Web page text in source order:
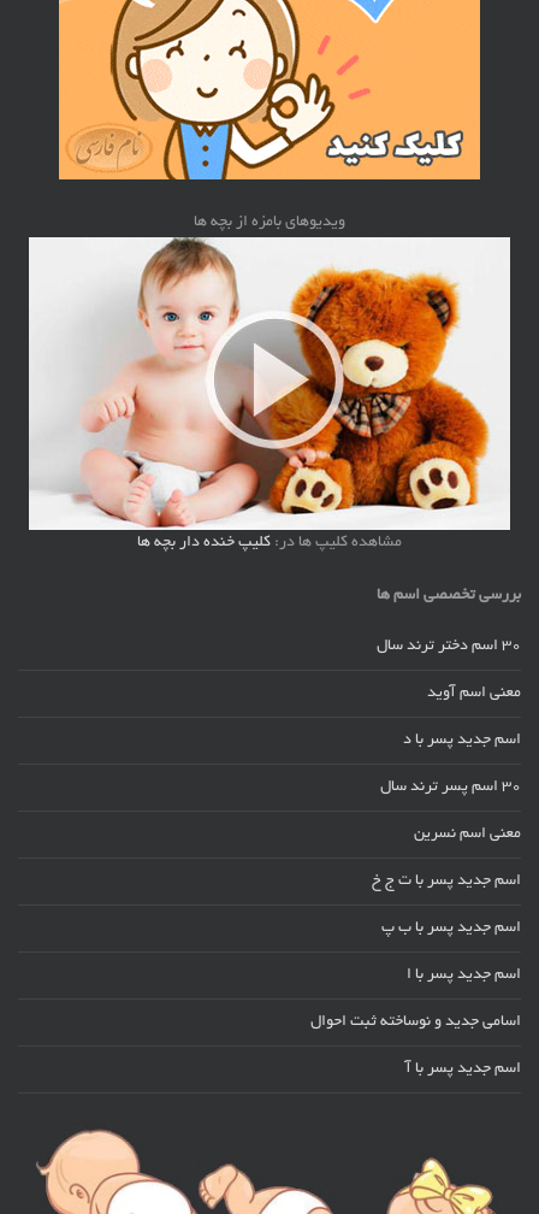
ویدیوهای بامزه از بچه ها
مشاهده کلیپ ها در: کلیپ خنده دار بچه ها
بررسی تخصصی اسم ها
30 اسم دختر ترند سال
معنی اسم آوید
اسم جدید پسر با د
30 اسم پسر ترند سال
معنی اسم نسرین
اسم جدید پسر با ت ج خ
اسم جدید پسر با ب پ
اسم جدید پسر با ا
اسامی جدید و نوساخته ثبت احوال
اسم جدید پسر با آ